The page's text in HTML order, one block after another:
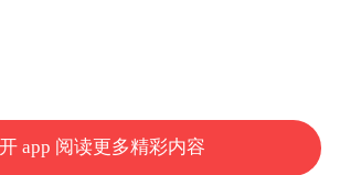
app 阅读更多精彩内容